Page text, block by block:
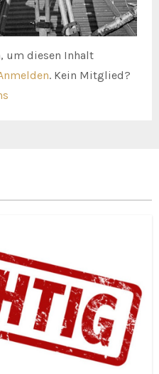
um diesen Inhalt
. Kein Mitglied?